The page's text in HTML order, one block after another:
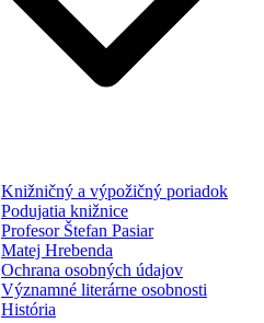
Knižničný a výpožičný poriadok
Podujatia knižnice
Profesor Štefan Pasiar
Matej Hrebenda
Ochrana osobných údajov
Významné literárne osobnosti
História